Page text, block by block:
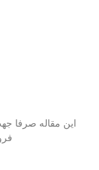
این مقاله صرفا